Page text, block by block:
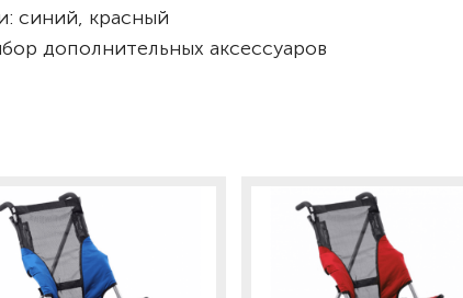
синий, красный
дополнительных аксессуаров